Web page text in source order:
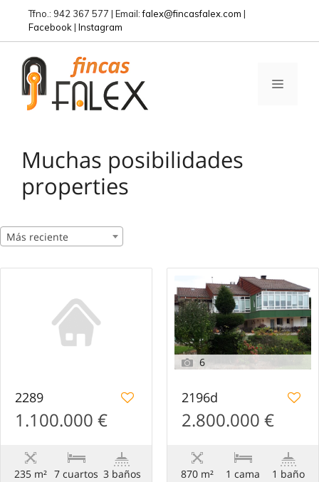
Saltar
contenido
Tfno.: 942 367 577 | Email:falex@fincasfalex.com |
Facebook | Instagram
MENÚ
Muchas posibilidades
properties
Más reciente
2289
1.100.000 €
235 m² 7 сuartos 3 baños
6
2196d
2.800.000 €
870 m² 1 cama 1 baño